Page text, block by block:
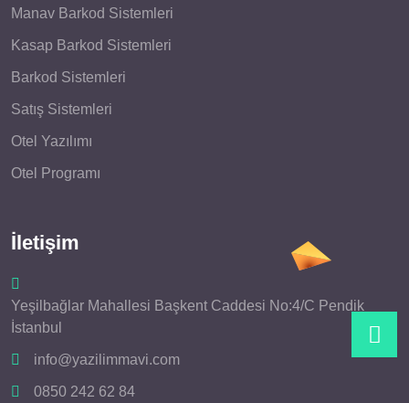
Manav Barkod Sistemleri
Kasap Barkod Sistemleri
Barkod Sistemleri
Satış Sistemleri
Otel Yazılımı
Otel Programı
İletişim
Yeşilbağlar Mahallesi Başkent Caddesi No:4/C Pendik
İstanbul
info@yazilimmavi.com
0850 242 62 84